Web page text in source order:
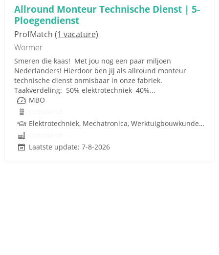
Allround Monteur Technische Dienst | 5-
Ploegendienst
ProfMatch (1 vacature)
Wormer
Smeren die kaas! Met jou nog een paar miljoen
Nederlanders! Hierdoor ben jij als allround monteur
technische dienst onmisbaar in onze fabriek.
Taakverdeling: 50% elektrotechniek 40%...
MBO
Elektrotechniek, Mechatronica, Werktuigbouwkunde, Pneumatiek
Laatste update: 7-8-2026